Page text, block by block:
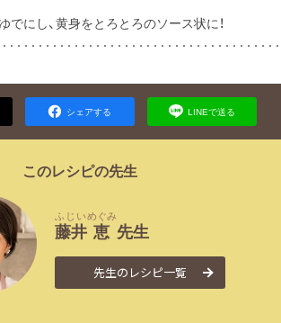
でにし、黄身をとろとろのソース状に！
シェアする LINEで送る
このレシピの先生
藤井
ふじい
恵
めぐみ
先生
先生のレシピ一覧